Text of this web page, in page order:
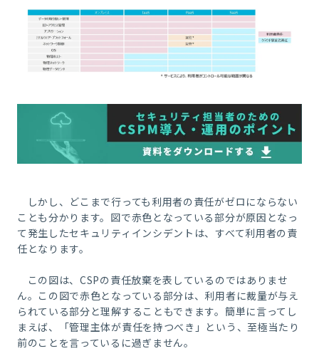
しかし、どこまで行っても利用者の責任がゼロにならない
ことも分かります。図で赤色となっている部分が原因となっ
て発生したセキュリティインシデントは、すべて利用者の責
任となります。
この図は、CSPの責任放棄を表しているのではありませ
ん。この図で赤色となっている部分は、利用者に裁量が与え
られている部分と理解することもできます。簡単に言ってし
まえば、「管理主体が責任を持つべき」という、至極当たり
前のことを言っているに過ぎません。